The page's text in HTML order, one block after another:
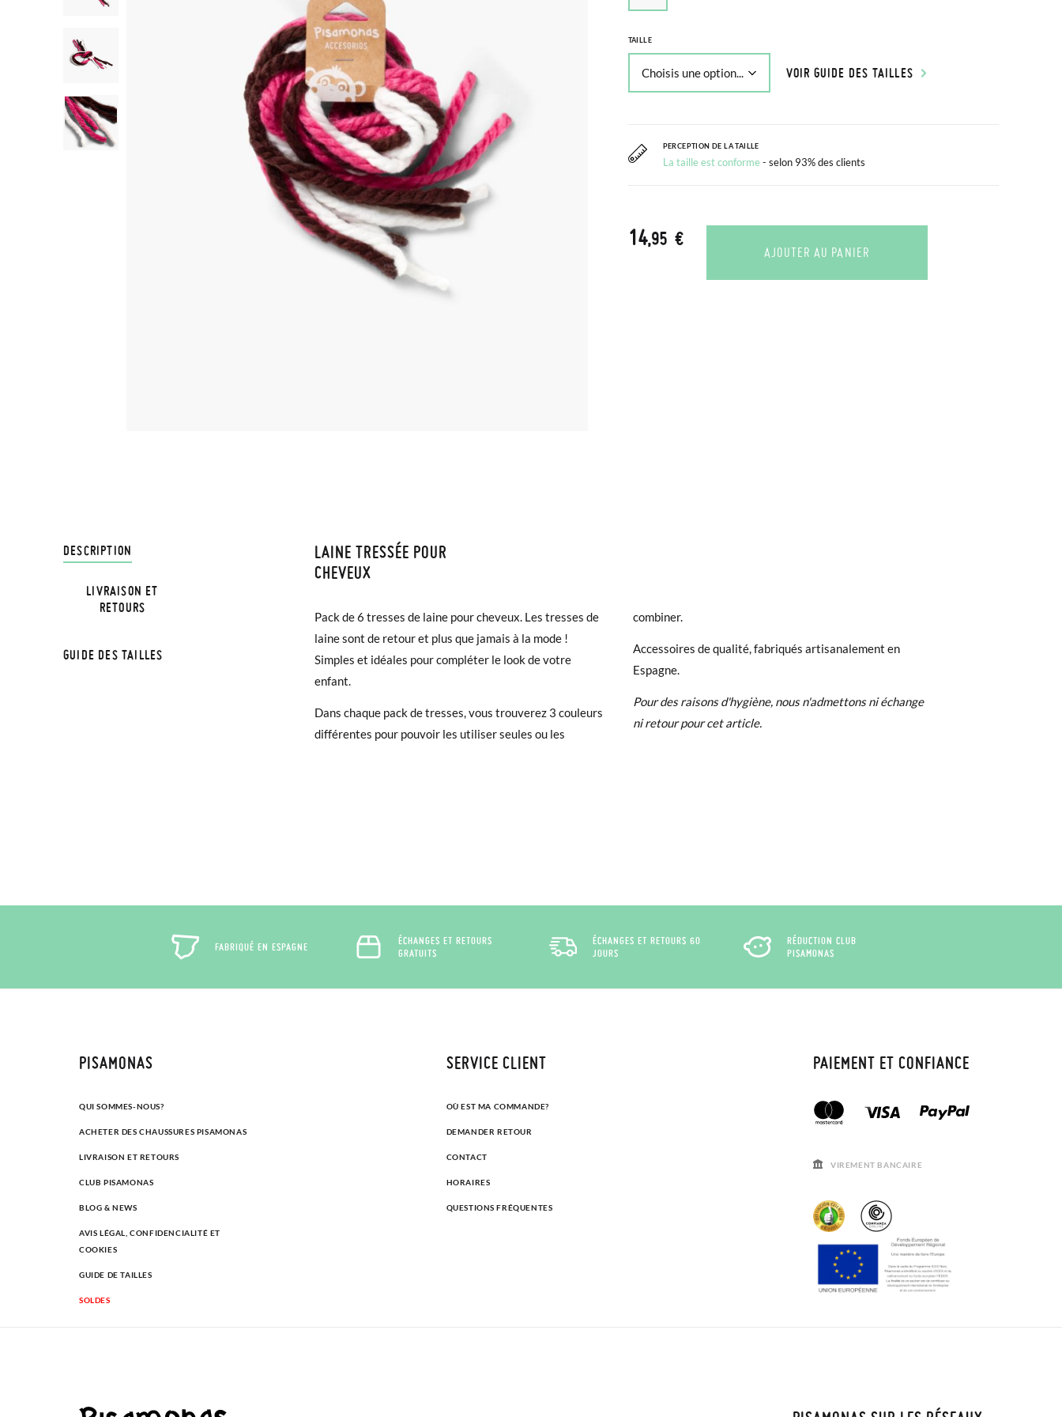
TAILLE
VOIR GUIDE DES TAILLES
PERCEPTION DE LA TAILLE
La taille est conforme - selon 93% des clients
14,95 €
AJOUTER AU PANIER
DESCRIPTION
LAINE TRESSÉE POUR
CHEVEUX
Pack de 6 tresses de laine pour cheveux. Les tresses de
laine sont de retour et plus que jamais à la mode !
Simples et idéales pour compléter le look de votre
enfant.
Dans chaque pack de tresses, vous trouverez 3 couleurs
différentes pour pouvoir les utiliser seules ou les
combiner.
Accessoires de qualité, fabriqués artisanalement en
Espagne.
Pour des raisons d'hygiène, nous n'admettons ni échange
ni retour pour cet article.
LIVRAISON ET
RETOURS
LIVRAISON ET RETOURS
4,95 € et prendra de 4 à 5 jours ouvrables pour arriver par coursier. Veuillez noter que la commande doit être passée
avant 15h, sinon elle sera expédiée le lendemain.
Si vos chaussures arrivent et ne correspondent pas tout à fait à ce que vous recherchiez, vous pouvez facilement
Si vous avez un compte, connectez-vous simplement pour lancer la procédure. Si vous avez passé commande en tant
GUIDE DES TAILLES
FABRIQUÉ EN ESPAGNE
ÉCHANGES ET RETOURS
GRATUITS
ÉCHANGES ET RETOURS 60
JOURS
RÉDUCTION CLUB
PISAMONAS
PISAMONAS
QUI SOMMES-NOUS?
ACHETER DES CHAUSSURES PISAMONAS
LIVRAISON ET RETOURS
CLUB PISAMONAS
BLOG & NEWS
AVIS LÉGAL, CONFIDENCIALITÉ ET
COOKIES
GUIDE DE TAILLES
SOLDES
SERVICE CLIENT
OÙ EST MA COMMANDE?
DEMANDER RETOUR
CONTACT
HORAIRES
QUESTIONS FRÉQUENTES
PAIEMENT ET CONFIANCE
VIREMENT BANCAIRE